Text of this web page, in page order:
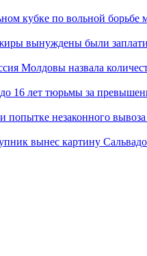
кубке по вольной борьбе
вынуждены были
Молдовы назвала
16 лет тюрьмы за
незаконного
вынес картину